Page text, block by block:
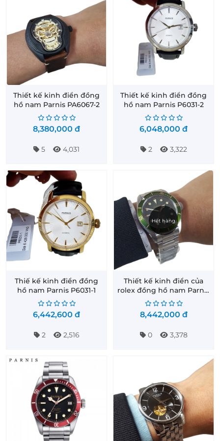
Thiết kế kinh điển đồng
hồ nam Parnis PA6067-2
8,380,000 đ
5 4,031
Thiết kế kinh điển đồng
hồ nam Parnis P6031-2
6,048,000 đ
2 3,322
Thiế kế kinh điển đồng
hồ nam Parnis P6031-1
6,442,600 đ
2 2,516
Hết hàng
Thiết kế kinh điển của
rolex đồng hồ nam Parnis
PA6050-5
8,442,000 đ
0 3,378